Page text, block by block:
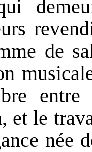
de
, et le
née